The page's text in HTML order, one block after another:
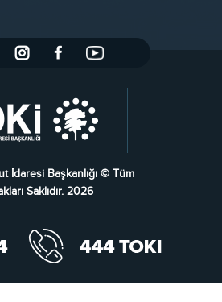
İdaresi Başkanlığı © Tüm
Saklıdır. 2026